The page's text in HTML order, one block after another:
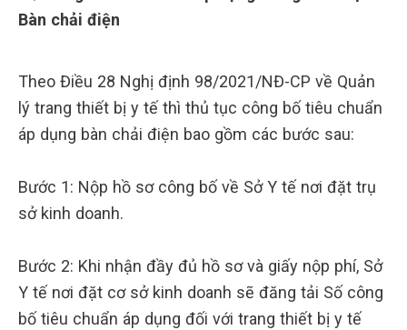
Bàn chải điện
Theo Điều 28 Nghị định 98/2021/NĐ-CP về Quản
lý trang thiết bị y tế thì thủ tục công bố tiêu chuẩn
áp dụng bàn chải điện bao gồm các bước sau:
Bước 1: Nộp hồ sơ công bố về Sở Y tế nơi đặt trụ
sở kinh doanh.
Bước 2: Khi nhận đầy đủ hồ sơ và giấy nộp phí, Sở
Y tế nơi đặt cơ sở kinh doanh sẽ đăng tải Số công
bố tiêu chuẩn áp dụng đối với trang thiết bị y tế